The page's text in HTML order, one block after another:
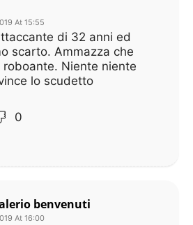
At 15:55
di 32 anni ed
scarto. Ammazza che
roboante. Niente niente
lo scudetto
0
benvenuti
At 16:00